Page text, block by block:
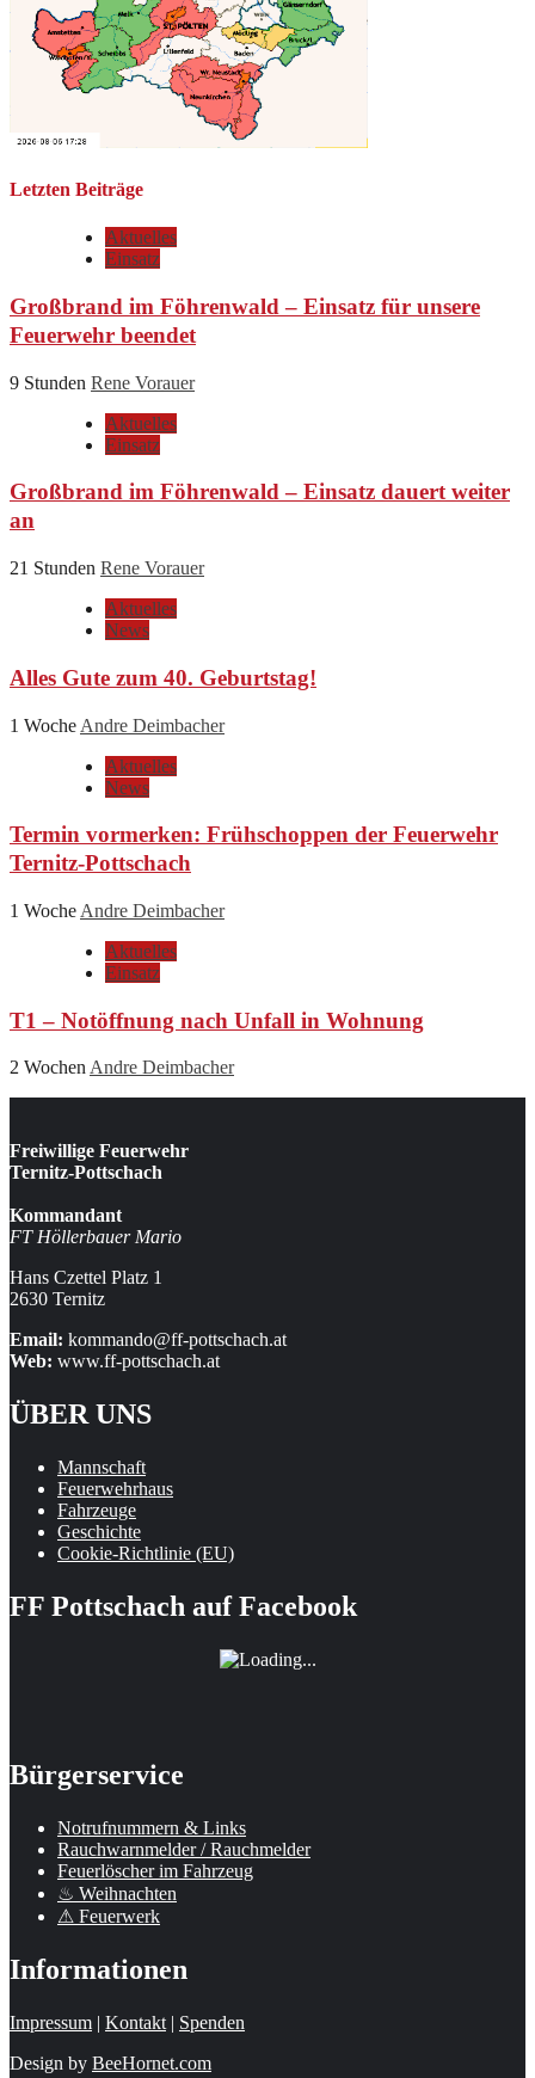
Letzten Beiträge
Aktuelles
Einsatz
Großbrand im Föhrenwald – Einsatz für unsere
Feuerwehr beendet
9 Stunden Rene Vorauer
Aktuelles
Einsatz
Großbrand im Föhrenwald – Einsatz dauert weiter
an
21 Stunden Rene Vorauer
Aktuelles
News
Alles Gute zum 40. Geburtstag!
1 Woche Andre Deimbacher
Aktuelles
News
Termin vormerken: Frühschoppen der Feuerwehr
Ternitz-Pottschach
1 Woche Andre Deimbacher
Aktuelles
Einsatz
T1 – Notöffnung nach Unfall in Wohnung
2 WochenAndre Deimbacher
Freiwillige Feuerwehr
Ternitz-Pottschach
Kommandant
FT Höllerbauer Mario
Hans Czettel Platz 1
2630 Ternitz
Email: kommando@ff-pottschach.at
Web: www.ff-pottschach.at
ÜBER UNS
Mannschaft
Feuerwehrhaus
Fahrzeuge
Geschichte
Cookie-Richtlinie (EU)
FF Pottschach auf Facebook
Bürgerservice
Notrufnummern & Links
Rauchwarnmelder / Rauchmelder
Feuerlöscher im Fahrzeug
♨ Weihnachten
⚠ Feuerwerk
Informationen
Impressum | Kontakt | Spenden
Design by BeeHornet.com